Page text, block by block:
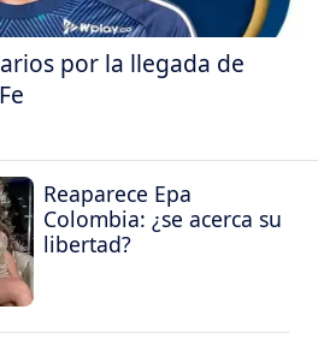
por la llegada de
Reaparece Epa
Colombia: ¿se acerca su
libertad?